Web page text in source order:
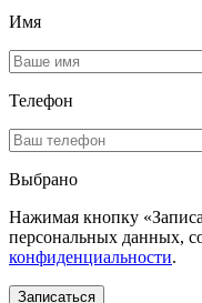
Имя
Телефон
Выбрано
Нажимая кнопку
персональных данных,
конфиденциальности.